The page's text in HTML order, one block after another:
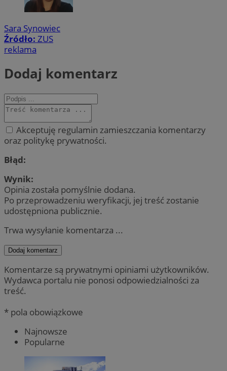
Sara Synowiec
Źródło: ZUS
reklama
Dodaj komentarz
Akceptuję regulamin zamieszczania komentarzy
oraz politykę prywatności.
Błąd:
Wynik:
Opinia została pomyślnie dodana.
Po przeprowadzeniu weryfikacji, jej treść zostanie
udostępniona publicznie.
Trwa wysyłanie komentarza ...
Dodaj komentarz
Komentarze są prywatnymi opiniami użytkowników.
Wydawca portalu nie ponosi odpowiedzialności za
treść.
* pola obowiązkowe
Najnowsze
Popularne